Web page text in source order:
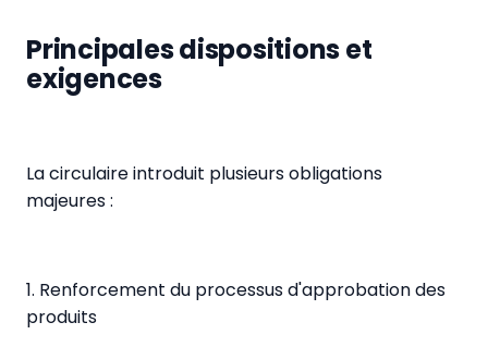
Principales dispositions et
exigences
La circulaire introduit plusieurs obligations
majeures :
1. Renforcement du processus d'approbation des
produits